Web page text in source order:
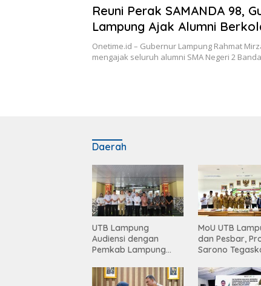
Reuni Perak SAMANDA 98,
Lampung Ajak Alumni
Bangun Daerah
Onetime.id – Gubernur Lampung Rahmat
mengajak seluruh alumni SMA Negeri 2
Daerah
UTB Lampung
Audiensi dengan
Pemkab Lampung
Tingkatkan Akses
Pendidikan Tinggi
MoU UTB
dan Pesbar,
Sarono
Berdampak
Masyarakat